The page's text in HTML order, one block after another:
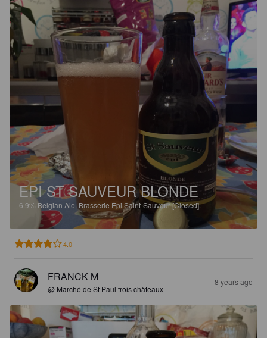
EPI ST SAUVEUR BLONDE
6.9% Belgian Ale. Brasserie Épi Saint-Sauveur [Closed].
4.0
FRANCK M
@ Marché de St Paul trois châteaux
8 years ago